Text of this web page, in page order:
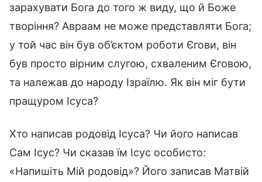
зарахувати Бога до того ж виду, що й Боже
творіння? Авраам не може представляти Бога;
у той час він був об’єктом роботи Єгови, він
був просто вірним слугою, схваленим Єговою,
та належав до народу Ізраїлю. Як він міг бути
пращуром Ісуса?
Хто написав родовід Ісуса? Чи його написав
Сам Ісус? Чи сказав їм Ісус особисто:
«Напишіть Мій родовід»? Його записав Матвій